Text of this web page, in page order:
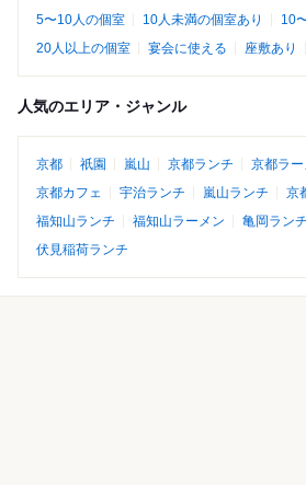
5〜10人の個室
10人未満の個室あり
10
20人以上の個室
宴会に使える 座敷あり
人気のエリア・ジャンル
京都 祇園 嵐山 京都ランチ 京都ラー
京都カフェ
宇治ランチ 嵐山ランチ
京
福知山ランチ
福知山ラーメン 亀岡ランチ
伏見稲荷ランチ